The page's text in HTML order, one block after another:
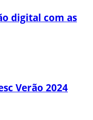
digital com as
Verão 2024